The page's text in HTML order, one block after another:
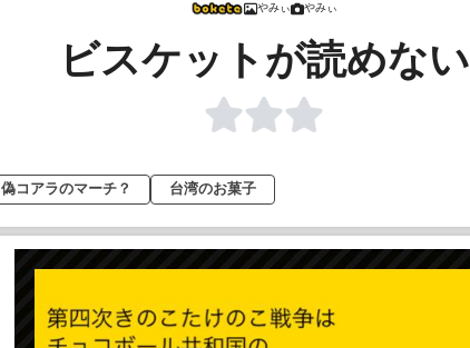
やみぃ やみぃ
ビスケットが読めない
偽コアラのマーチ？ 台湾のお菓子